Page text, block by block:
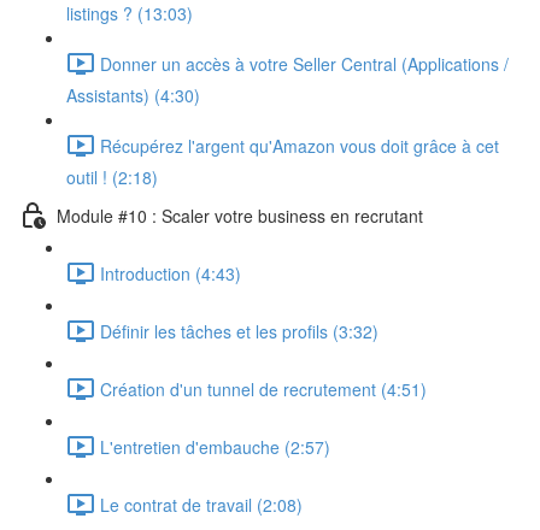
listings ? (13:03)
Donner un accès à votre Seller Central (Applications /
Assistants) (4:30)
Récupérez l'argent qu'Amazon vous doit grâce à cet
outil ! (2:18)
Module #10 : Scaler votre business en recrutant
Introduction (4:43)
Définir les tâches et les profils (3:32)
Création d'un tunnel de recrutement (4:51)
L'entretien d'embauche (2:57)
Le contrat de travail (2:08)